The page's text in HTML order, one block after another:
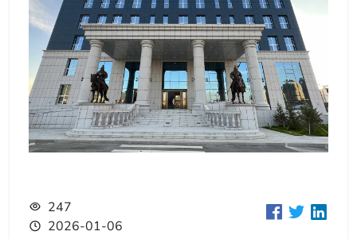
247
2026-01-06